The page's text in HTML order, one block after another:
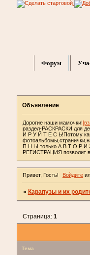
Форум
Объявление
Дорогие наши мамочки!
раздел-РАСКРАСКИ для
И Р У Й Т Е С Ь!Потому
П Н Ы только А В Т О Р И
РЕГИСТРАЦИЯ позволит
Привет, Гость! Войдите
» Карапузы и их
Страница: 1
Тема